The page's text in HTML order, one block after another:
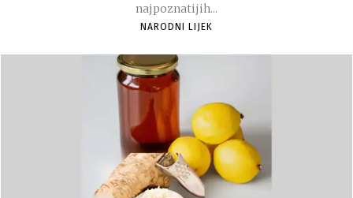
najpoznatijih...
NARODNI LIJEK